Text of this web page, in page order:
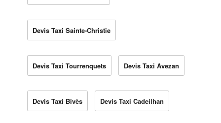
Devis Taxi Sainte-Christie
Devis Taxi Tourrenquets Devis Taxi Avezan
Devis Taxi Bivès Devis Taxi Cadeilhan